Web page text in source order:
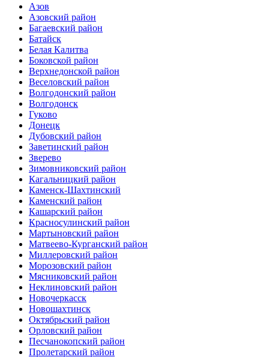
Азов
Азовский район
Багаевский район
Батайск
Белая Калитва
Боковской район
Верхнедонской район
Веселовский район
Волгодонский район
Волгодонск
Гуково
Донецк
Дубовский район
Заветинский район
Зверево
Зимовниковский район
Кагальницкий район
Каменск-Шахтинский
Каменский район
Кашарский район
Красносулинский район
Мартыновский район
Матвеево-Курганский район
Миллеровский район
Морозовский район
Мясниковский район
Неклиновский район
Новочеркасск
Новошахтинск
Октябрьский район
Орловский район
Песчанокопский район
Пролетарский район